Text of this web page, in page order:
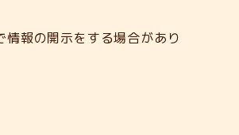
報の開示をする場合があり